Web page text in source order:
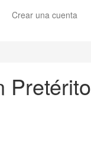
Crear una cuenta
Pretérito